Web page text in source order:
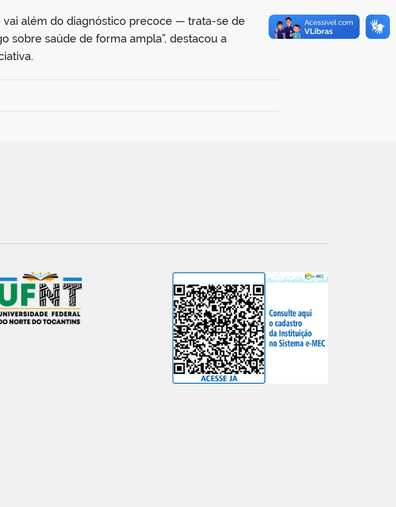
vai além do diagnóstico precoce — trata-se de
sobre saúde de forma ampla”, destacou a